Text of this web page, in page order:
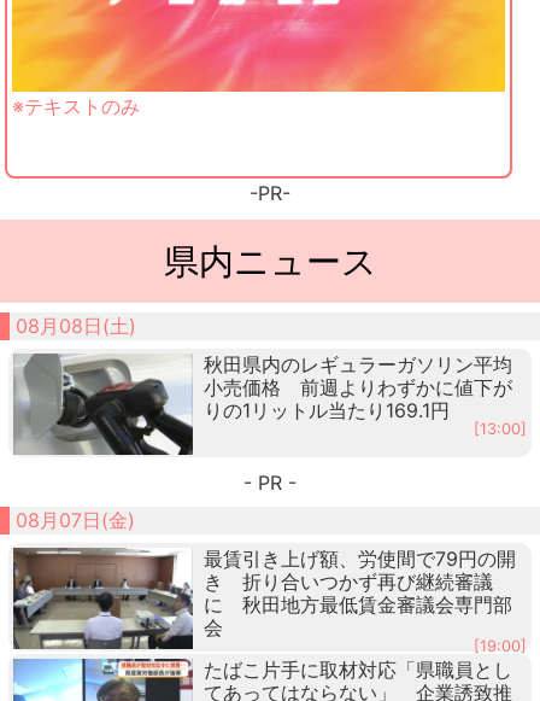
※テキストのみ
-PR-
県内ニュース
08月08日(土)
秋田県内のレギュラーガソリン平均
小売価格 前週よりわずかに値下が
りの1リットル当たり169.1円
[13:00]
- PR -
08月07日(金)
最賃引き上げ額、労使間で79円の開
き 折り合いつかず再び継続審議
に 秋田地方最低賃金審議会専門部
会
[19:00]
たばこ片手に取材対応「県職員とし
てあってはならない」 企業誘致推